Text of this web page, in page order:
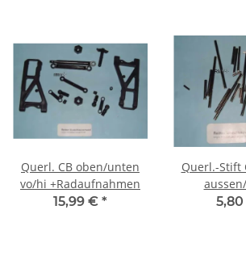
Querl. CB oben/unten
vo/hi +Radaufnahmen
15,99 € *
Querl.-Stift